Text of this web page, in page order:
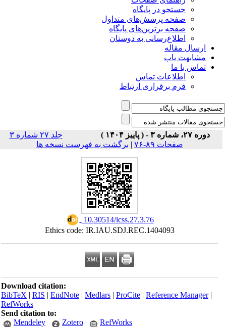
جستجو در پایگاه
صفحه پرسش‌های متداول
صفحه برترین‌های پایگاه
اطلاع‌رسانی به دوستان
ارسال مقاله
مشابهت یاب
تماس با ما
اطلاعات تماس
فرم برقراری ارتباط
دوره ۲۷، شماره ۳ - ( پاییز ۱۴۰۴ )
جلد ۲۷ شماره ۳
صفحات ۸۹-۷۶
|برگشت به فهرست نسخه ها
‎ 10.30514/icss.27.3.76
Ethics code: IR.IAU.SDJ.REC.1404093
Download citation:
BibTeX|RIS|EndNote|Medlars|ProCite|Reference Manager
RefWorks
Send citation to:
Mendeley
Zotero RefWorks